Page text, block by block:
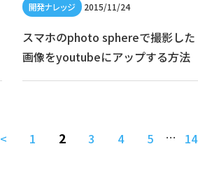
2015/11/24
スマホのphoto sphereで撮影した
画像をyoutubeにアップする方法
< 1 2 3 4 5 … 14